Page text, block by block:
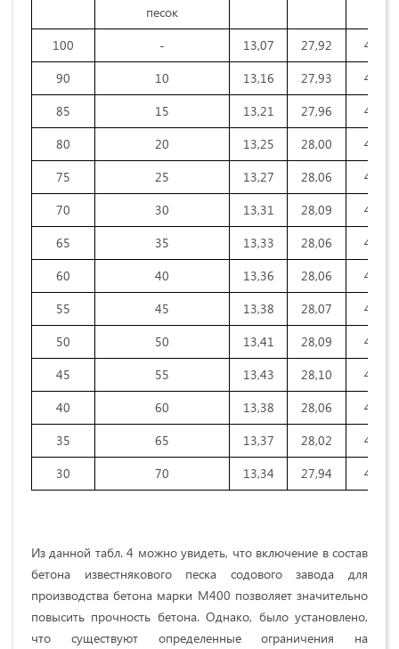
песок
100 - 13,07 27,92
41,43
90
10 13,16 27,93
41,43
85
15 13,21 27,96
41,44
80
20 13,25 28,00
41,45
75
25 13,27 28,06
41,46
70
30 13,31 28,09
41,46
65
35 13,33 28,06
41,49
60
40 13,36 28,06
41,51
55
45 13,38 28,07
41,54
50
50 13,41 28,09
41,56
45
55 13,43 28,10
41,58
40
60 13,38 28,06
41,54
35
65 13,37 28,02
41,47
30
70 13,34 27,94 41,39
Из данной табл. 4 можно увидеть, что включение в состав
бетона известнякового песка содового завода для
производства бетона марки М400 позволяет значительно
повысить прочность бетона. Однако, было установлено,
что существуют определенные ограничения на